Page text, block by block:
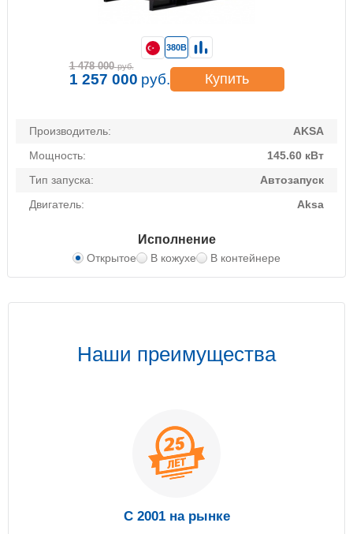
Производитель:
AKSA
Мощность:
145.60 кВт
Тип запуска:
Автозапуск
Двигатель:
Aksa
Исполнение
Открытое В кожухе В контейнере
380В
1 478 000 руб.
1 257 000 руб. Купить
Наши преимущества
С 2001 на рынке